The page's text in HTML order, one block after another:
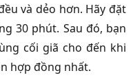
và dẻo hơn. Hãy đặt
30 phút. Sau đó, bạn
cối giã cho đến khi
hợp đồng nhất.